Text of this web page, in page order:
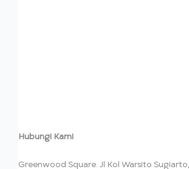
Hubungi Kami
Greenwood Square. Jl Kol Warsito